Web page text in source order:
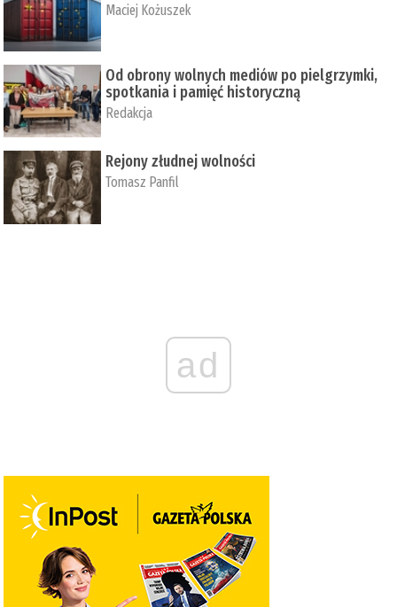
Maciej Kożuszek
Od obrony wolnych mediów po pielgrzymki,
spotkania i pamięć historyczną
Redakcja
Rejony złudnej wolności
Tomasz Panfil
ad